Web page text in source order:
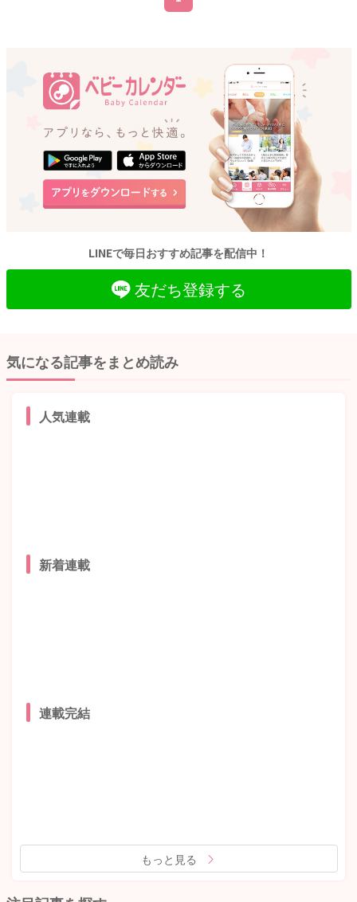
LINEで毎日おすすめ記事を配信中！
友だち登録する
気になる記事をまとめ読み
人気連載
新着連載
連載完結
もっと見る